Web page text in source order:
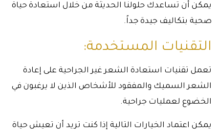
يمكن أن تساعدك حلولنا الحديثة من خلال استعادة حياة
صحية بتكاليف جيدة جداً.
التقنيات المستخدمة:
تعمل تقنيات استعادة الشعر غير الجراحية على إعادة
الشعر السميك والمفقود للأشخاص الذين لا يرغبون في
الخضوع لعمليات جراحية.
يمكن اعتماد الخيارات التالية إذا كنت تريد أن تعيش حياة